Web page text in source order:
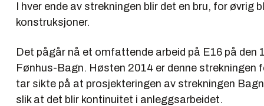
I hver ende av strekningen blir det en bru, for øvrig
konstruksjoner.
Det pågår nå et omfattende arbeid på E16 på den
Fønhus-Bagn. Høsten 2014 er denne strekningen
tar sikte på at prosjekteringen av strekningen
slik at det blir kontinuitet i anleggsarbeidet.